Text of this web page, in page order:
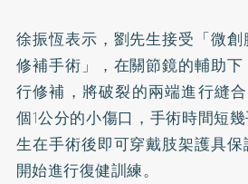
徐振恆表示，劉先生接受「微
修補手術」，在關節鏡的輔助
行修補，將破裂的兩端進行縫
個1公分的小傷口，手術時間短
生在手術後即可穿戴肢架護具
開始進行復健訓練。